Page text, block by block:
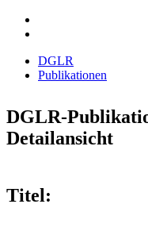
DGLR
Publikationen
DGLR-
Detailansicht
Titel: